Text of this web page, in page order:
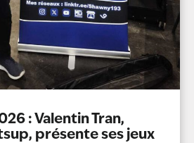
: Valentin Tran,
présente ses jeux